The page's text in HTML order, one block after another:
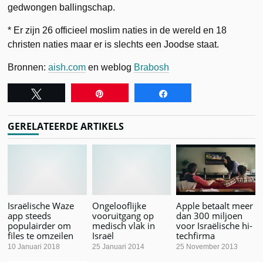
gedwongen ballingschap.
* Er zijn 26 officieel moslim naties in de wereld en 18
christen naties maar er is slechts een Joodse staat.
Bronnen:aish.com en weblog Brabosh
GERELATEERDE ARTIKELS
Israëlische Waze
app steeds
populairder om
files te omzeilen
10 Januari 2018
Ongelooflijke
vooruitgang op
medisch vlak in
Israël
25 Januari 2014
Apple betaalt meer
dan 300 miljoen
voor Israëlische hi-
techfirma
25 November 2013